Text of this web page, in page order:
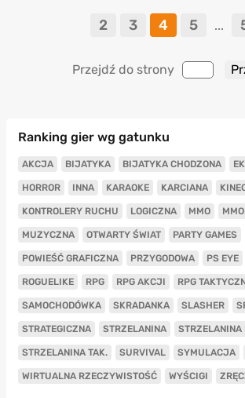
2 3 4 5 ...
Przejdź do strony
Ranking gier wg gatunku
AKCJA BIJATYKA BIJATYKA CHODZONA
HORROR INNA KARAOKE KARCIANA
KONTROLERY RUCHU LOGICZNA MMO
MUZYCZNA OTWARTY ŚWIAT PARTY GAMES
POWIEŚĆ GRAFICZNA PRZYGODOWA PS EYE
ROGUELIKE RPG RPG AKCJI RPG
SAMOCHODÓWKA SKRADANKA SLASHER
STRATEGICZNA STRZELANINA STRZELANINA
STRZELANINA TAK. SURVIVAL SYMULACJA
WIRTUALNA RZECZYWISTOŚĆ WYŚCIGI